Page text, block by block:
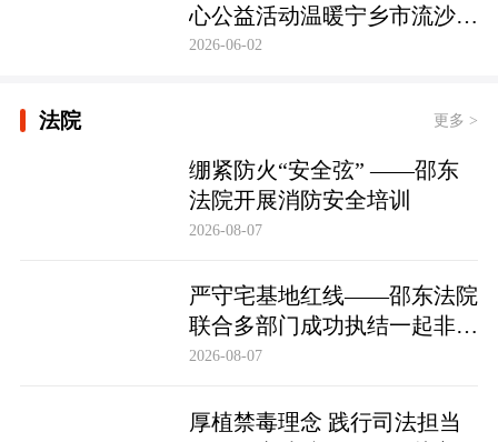
心公益活动温暖宁乡市流沙河
镇
2026-06-02
法院 更多 >
绷紧防火“安全弦” ——邵东
法院开展消防安全培训
2026-08-07
严守宅基地红线——邵东法院
联合多部门成功执结一起非法
占用宅基地行政处罚案
2026-08-07
厚植禁毒理念 践行司法担当